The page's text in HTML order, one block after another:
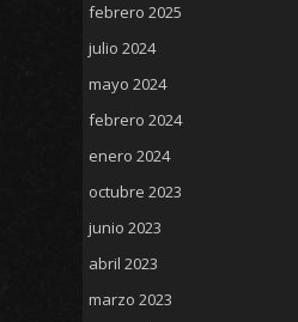
febrero 2025
julio 2024
mayo 2024
febrero 2024
enero 2024
octubre 2023
junio 2023
abril 2023
marzo 2023